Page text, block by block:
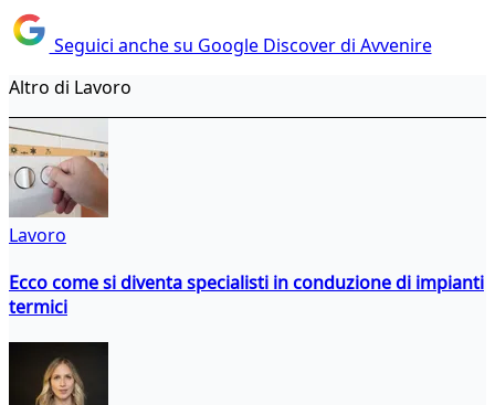
Seguici anche su Google Discover di Avvenire
Altro di Lavoro
Lavoro
Ecco come si diventa specialisti in conduzione di impianti
termici